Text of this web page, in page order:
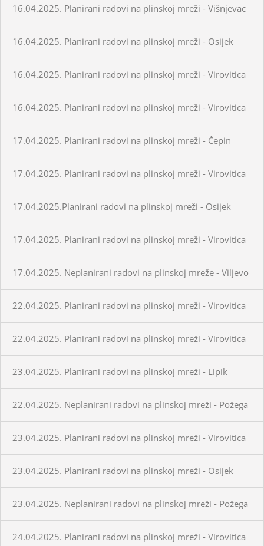
16.04.2025. Planirani radovi na plinskoj mreži - Višnjevac
16.04.2025. Planirani radovi na plinskoj mreži - Osijek
16.04.2025. Planirani radovi na plinskoj mreži - Virovitica
16.04.2025. Planirani radovi na plinskoj mreži - Virovitica
17.04.2025. Planirani radovi na plinskoj mreži - Čepin
17.04.2025. Planirani radovi na plinskoj mreži - Virovitica
17.04.2025.Planirani radovi na plinskoj mreži - Osijek
17.04.2025. Planirani radovi na plinskoj mreži - Virovitica
17.04.2025. Neplanirani radovi na plinskoj mreže - Viljevo
22.04.2025. Planirani radovi na plinskoj mreži - Virovitica
22.04.2025. Planirani radovi na plinskoj mreži - Virovitica
23.04.2025. Planirani radovi na plinskoj mreži - Lipik
22.04.2025. Neplanirani radovi na plinskoj mreži - Požega
23.04.2025. Planirani radovi na plinskoj mreži - Virovitica
23.04.2025. Planirani radovi na plinskoj mreži - Osijek
23.04.2025. Neplanirani radovi na plinskoj mreži - Požega
24.04.2025. Planirani radovi na plinskoj mreži - Virovitica